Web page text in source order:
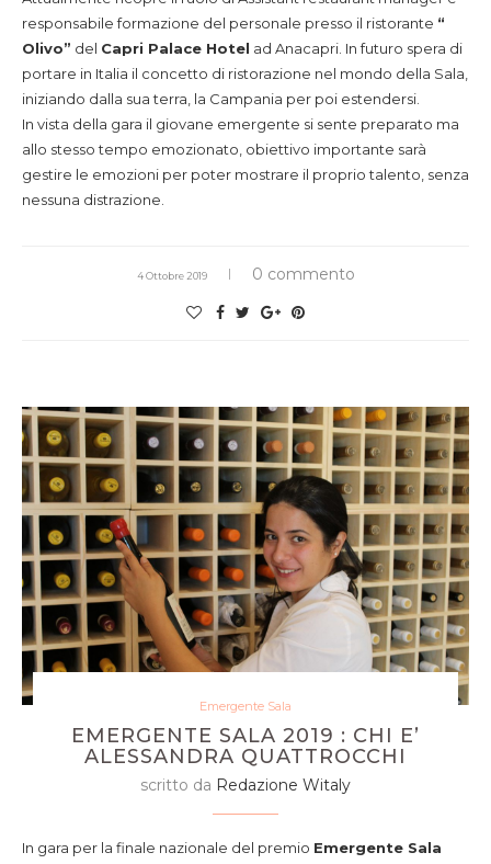
responsabile formazione del personale presso il ristorante “
Olivo” del Capri Palace Hotel ad Anacapri. In futuro spera di
portare in Italia il concetto di ristorazione nel mondo della Sala,
iniziando dalla sua terra, la Campania per poi estendersi.
In vista della gara il giovane emergente si sente preparato ma
allo stesso tempo emozionato, obiettivo importante sarà
gestire le emozioni per poter mostrare il proprio talento, senza
nessuna distrazione.
4 Ottobre 2019 0 commento
Emergente Sala
EMERGENTE SALA 2019 : CHI E’
ALESSANDRA QUATTROCCHI
scritto da Redazione Witaly
In gara per la finale nazionale del premio Emergente Sala